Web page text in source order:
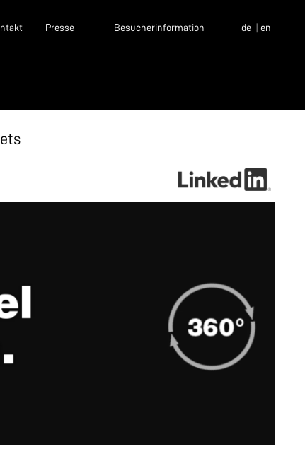
Presse Besucherinformation de en